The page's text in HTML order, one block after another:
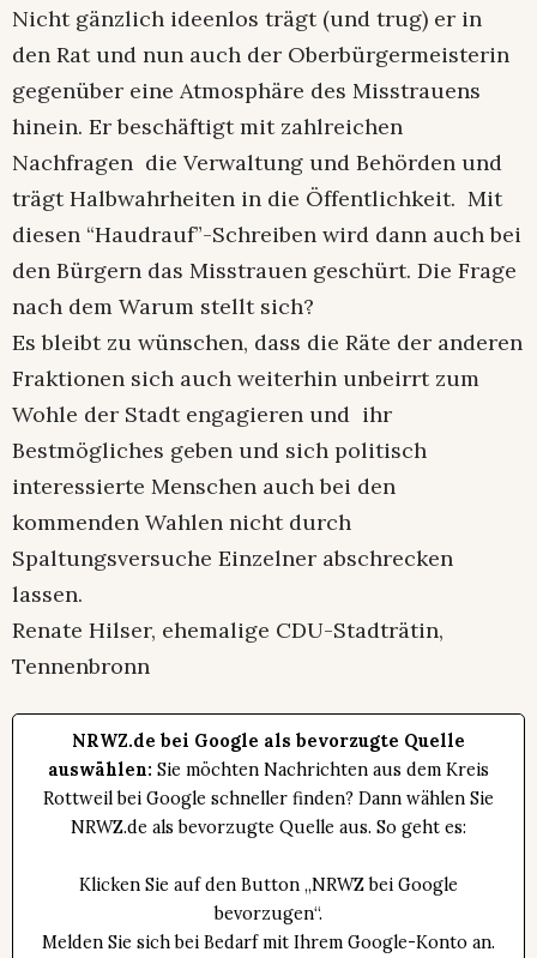
Nicht gänzlich ideenlos trägt (und trug) er in
den Rat und nun auch der Oberbürgermeisterin
gegenüber eine Atmosphäre des Misstrauens
hinein. Er beschäftigt mit zahlreichen
Nachfragen die Verwaltung und Behörden und
trägt Halbwahrheiten in die Öffentlichkeit. Mit
diesen “Haudrauf”-Schreiben wird dann auch bei
den Bürgern das Misstrauen geschürt. Die Frage
nach dem Warum stellt sich?
Es bleibt zu wünschen, dass die Räte der anderen
Fraktionen sich auch weiterhin unbeirrt zum
Wohle der Stadt engagieren und ihr
Bestmögliches geben und sich politisch
interessierte Menschen auch bei den
kommenden Wahlen nicht durch
Spaltungsversuche Einzelner abschrecken
lassen.
Renate Hilser, ehemalige CDU-Stadträtin,
Tennenbronn
NRWZ.de bei Google als bevorzugte Quelle
auswählen: Sie möchten Nachrichten aus dem Kreis
Rottweil bei Google schneller finden? Dann wählen Sie
NRWZ.de als bevorzugte Quelle aus. So geht es:
Klicken Sie auf den Button „NRWZ bei Google
bevorzugen“.
Melden Sie sich bei Bedarf mit Ihrem Google-Konto an.